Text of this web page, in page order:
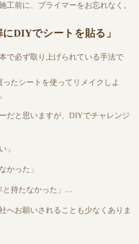
工前に、プライマーをお忘れなく。
にDIYでシートを貼る」
で必ず取り上げられている手法で
ったシートを使ってリメイクしよ
だと思いますが、DIYでチャレンジ
」
かった」
と持たなかった」…
へお願いされることも少なくありま